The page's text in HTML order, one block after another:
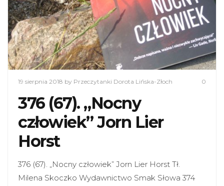
19 sierpnia 2018 by Przeczytanki Dorota Lińska-Złoch 0
376 (67). „Nocny
człowiek” Jorn Lier
Horst
376 (67). „Nocny człowiek” Jorn Lier Horst Tł.
Milena Skoczko Wydawnictwo Smak Słowa 374